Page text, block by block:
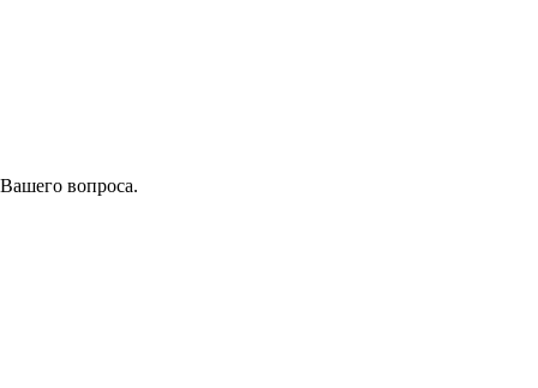
вопроса.